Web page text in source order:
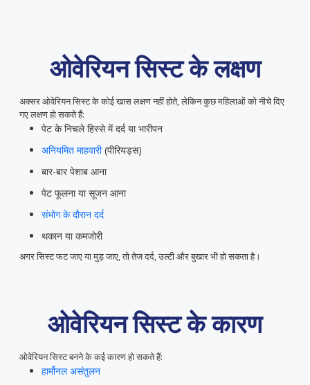
ओवेरियन सिस्ट के लक्षण
अक्सर ओवेरियन सिस्ट के कोई खास लक्षण नहीं होते, लेकिन कुछ महिलाओं को नीचे दिए
गए लक्षण हो सकते हैं:
पेट के निचले हिस्से में दर्द या भारीपन
अनियमित माहवारी(पीरियड्स)
बार-बार पेशाब आना
पेट फूलना या सूजन आना
संभोग के दौरान दर्द
थकान या कमजोरी
अगर सिस्ट फट जाए या मुड़ जाए, तो तेज दर्द, उल्टी और बुखार भी हो सकता है।
ओवेरियन सिस्ट के कारण
ओवेरियन सिस्ट बनने के कई कारण हो सकते हैं:
हार्मोनल असंतुलन